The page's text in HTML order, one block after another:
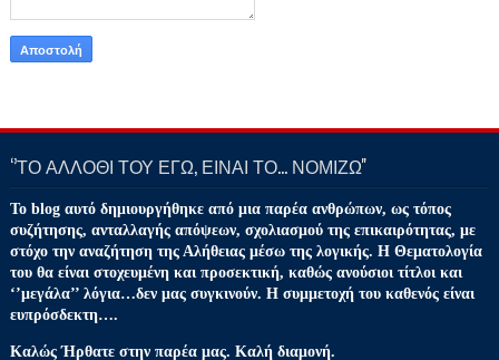
‘’ΤΟ ΑΛΛΟΘΙ ΤΟΥ ΕΓΩ, ΕΙΝΑΙ ΤΟ… ΝΟΜΙΖΩ''
Το blog αυτό δημιουργήθηκε από μια παρέα ανθρώπων, ως τόπος
συζήτησης, ανταλλαγής απόψεων, σχολιασμού της επικαιρότητας, με
στόχο την αναζήτηση της Αλήθειας μέσω της λογικής. Η Θεματολογία
του θα είναι στοχευμένη και προσεκτική, καθώς ανούσιοι τίτλοι και
‘’μεγάλα’’ λόγια…δεν μας συγκινούν. Η συμμετοχή του καθενός είναι
ευπρόσδεκτη….
Καλώς Ήρθατε στην παρέα μας. Καλή διαμονή.